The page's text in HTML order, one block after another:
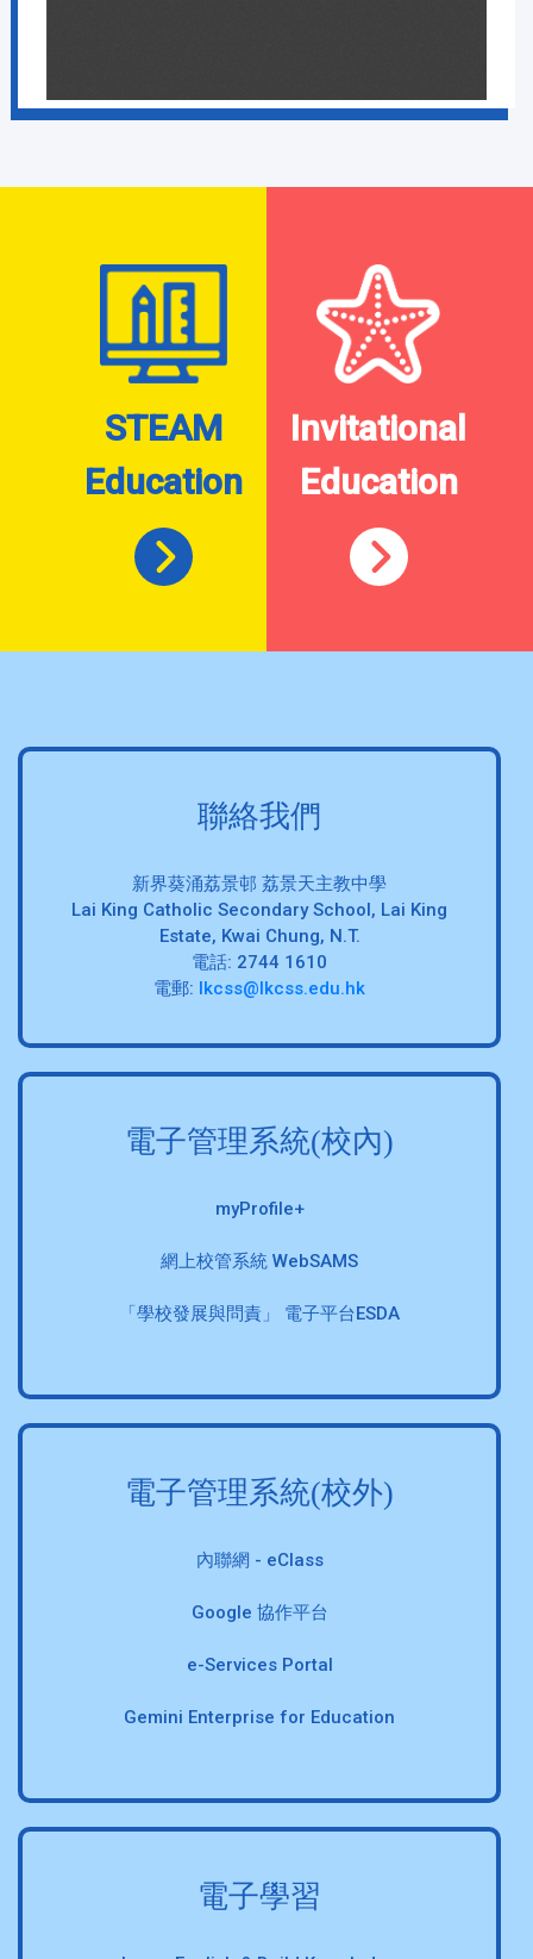
STEAM
Education
Invitational
Education
聯絡我們
新界葵涌荔景邨 荔景天主教中學
Lai King Catholic Secondary School, Lai King
Estate, Kwai Chung, N.T.
電話: 2744 1610
電郵: lkcss@lkcss.edu.hk
電子管理系統(校內)
myProfile+
網上校管系統 WebSAMS
「學校發展與問責」 電子平台ESDA
電子管理系統(校外)
內聯網 - eClass
Google 協作平台
e-Services Portal
Gemini Enterprise for Education
電子學習